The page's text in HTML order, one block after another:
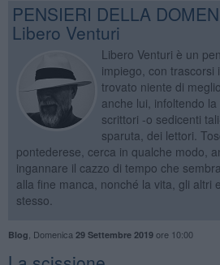
PENSIERI DELLA
Libero Venturi
Libero Venturi è un
impiego, con trascorsi
trovato niente di
anche lui, infoltendo
scrittori -o sedicenti
sparuta, dei lettori.
pontederese, cerca in qualche modo,
ingannare il cazzo di tempo che
alla fine manca, nonché la vita, gli altri
stesso.
Blog Domenica 29 Settembre 2019ore 10:00